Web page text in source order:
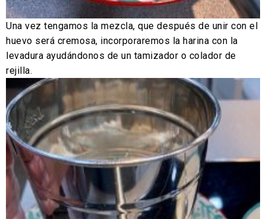
Una vez tengamos la mezcla, que después de unir con el
huevo será cremosa, incorporaremos la harina con la
levadura ayudándonos de un tamizador o colador de
rejilla.